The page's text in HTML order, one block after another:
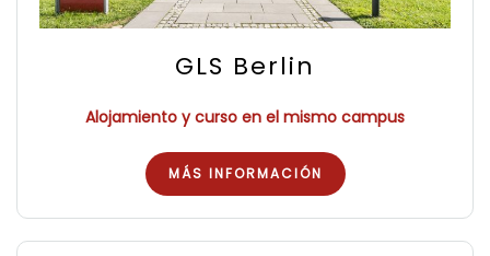
GLS Berlin
Alojamiento y curso en el mismo campus
MÁS INFORMACIÓN